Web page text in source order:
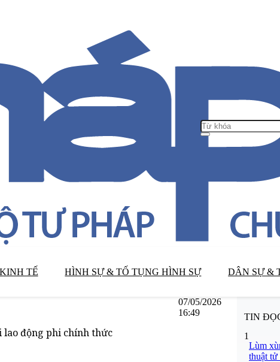
TẾ HÌNH SỰ & TỐ TỤNG HÌNH SỰ DÂN SỰ &
07/05/2026
16:49
động phi chính thức
TIN
1
Lùm
thuật